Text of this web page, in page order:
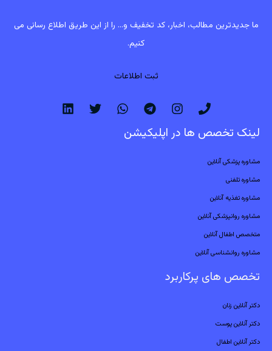
ما جدیدترین مطالب، اخبار، کد تخفیف و... را از این طریق اطلاع رسانی می
کنیم.
ثبت اطلاعات
لینک تخصص ها در اپلیکیشن
مشاوره پزشکی آنلاین
مشاوره تلفنی
مشاوره تغذیه آنلاین
مشاوره روانپزشکی آنلاین
متخصص اطفال آنلاین
مشاوره روانشناسی آنلاین
تخصص های پرکاربرد
دکتر آنلاین زنان
دکتر آنلاین پوست
دکتر آنلاین اطفال